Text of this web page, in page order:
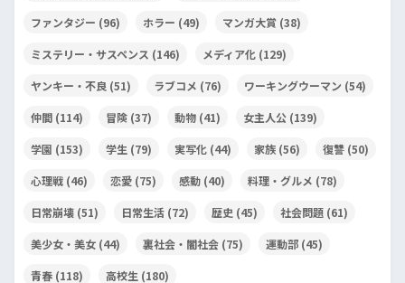
ファンタジー (96) ホラー (49) マンガ大賞 (38)
ミステリー・サスペンス (146) メディア化 (129)
ヤンキー・不良 (51) ラブコメ (76) ワーキングウーマン (54)
仲間 (114) 冒険 (37) 動物 (41) 女主人公 (139)
学園 (153) 学生 (79) 実写化 (44) 家族 (56) 復讐 (50)
心理戦 (46) 恋愛 (75) 感動 (40) 料理・グルメ (78)
日常崩壊 (51) 日常生活 (72) 歴史 (45) 社会問題 (61)
美少女・美女 (44) 裏社会・闇社会 (75) 運動部 (45)
青春 (118) 高校生 (180)